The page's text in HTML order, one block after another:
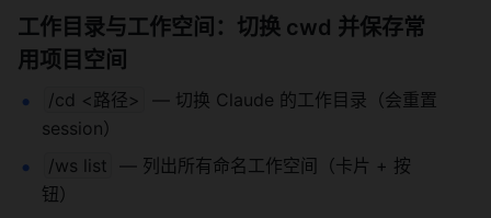
工作目录与工作空间：切换 cwd 并保存常
用项目空间
/cd <路径>
— 切换 Claude 的工作目录（会重置
session）
/ws list
— 列出所有命名工作空间（卡片 + 按
钮）